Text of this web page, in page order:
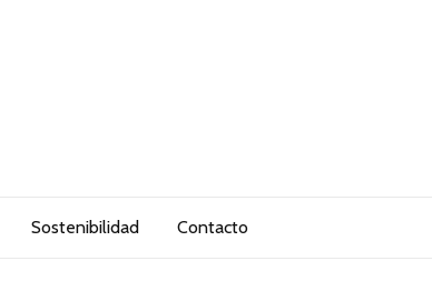
Sostenibilidad Contacto